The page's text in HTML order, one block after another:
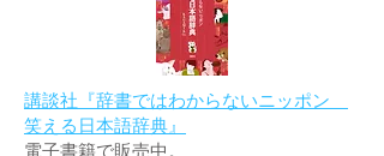
講談社『辞書ではわからないニッポン
笑える日本語辞典』
電子書籍で販売中。